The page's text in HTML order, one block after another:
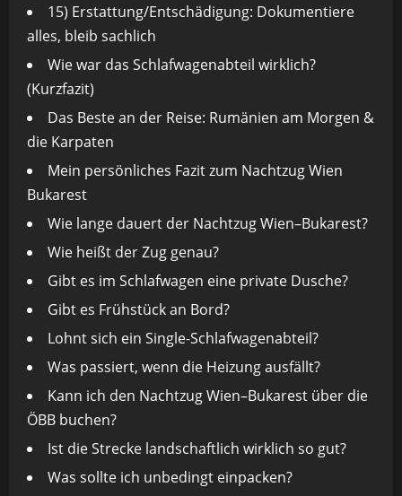
15) Erstattung/Entschädigung: Dokumentiere
alles, bleib sachlich
Wie war das Schlafwagenabteil wirklich?
(Kurzfazit)
Das Beste an der Reise: Rumänien am Morgen &
die Karpaten
Mein persönliches Fazit zum Nachtzug Wien
Bukarest
Wie lange dauert der Nachtzug Wien–Bukarest?
Wie heißt der Zug genau?
Gibt es im Schlafwagen eine private Dusche?
Gibt es Frühstück an Bord?
Lohnt sich ein Single-Schlafwagenabteil?
Was passiert, wenn die Heizung ausfällt?
Kann ich den Nachtzug Wien–Bukarest über die
ÖBB buchen?
Ist die Strecke landschaftlich wirklich so gut?
Was sollte ich unbedingt einpacken?